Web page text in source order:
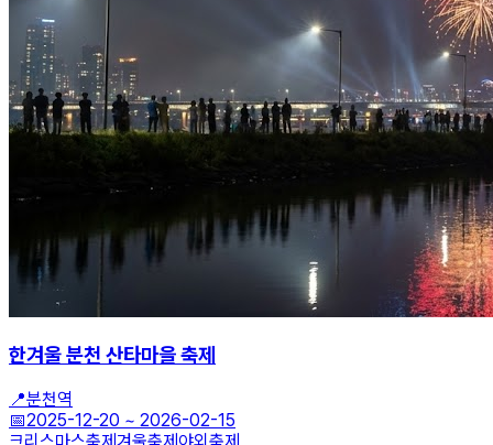
한겨울 분천 산타마을 축제
📍분천역
📅2025-12-20 ~ 2026-02-15